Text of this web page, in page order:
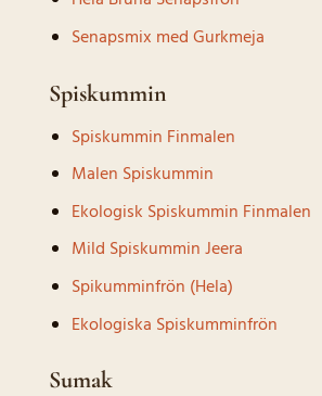
Senapsmix med Gurkmeja
Spiskummin
Spiskummin Finmalen
Malen Spiskummin
Ekologisk Spiskummin Finmalen
Mild Spiskummin Jeera
Spikumminfrön (Hela)
Ekologiska Spiskumminfrön
Sumak